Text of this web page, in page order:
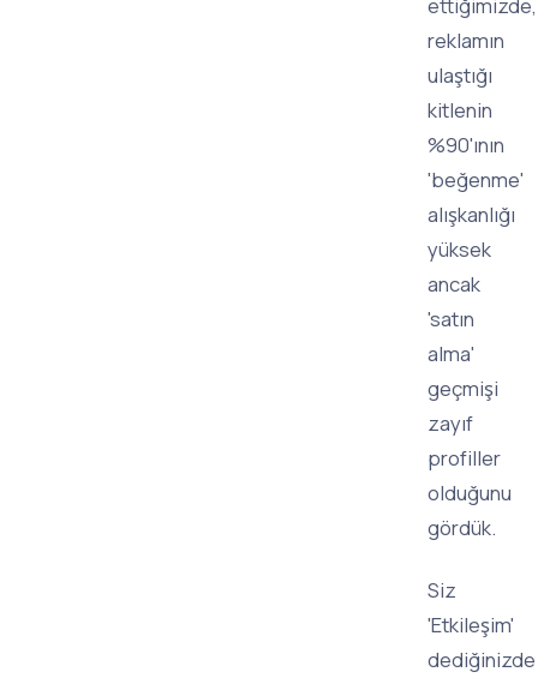
ettiğimizde,
reklamın
ulaştığı
kitlenin
%90'ının
'beğenme'
alışkanlığı
yüksek
ancak
'satın
alma'
geçmişi
zayıf
profiller
olduğunu
gördük.
Siz
'Etkileşim'
dediğinizde